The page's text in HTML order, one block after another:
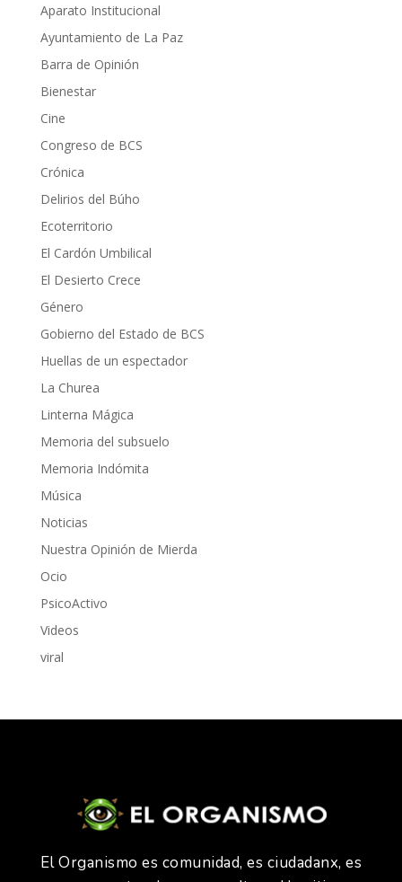
Aparato Institucional
Ayuntamiento de La Paz
Barra de Opinión
Bienestar
Cine
Congreso de BCS
Crónica
Delirios del Búho
Ecoterritorio
El Cardón Umbilical
El Desierto Crece
Género
Gobierno del Estado de BCS
Huellas de un espectador
La Churea
Linterna Mágica
Memoria del subsuelo
Memoria Indómita
Música
Noticias
Nuestra Opinión de Mierda
Ocio
PsicoActivo
Videos
viral
El Organismo es comunidad, es ciudadanx, es